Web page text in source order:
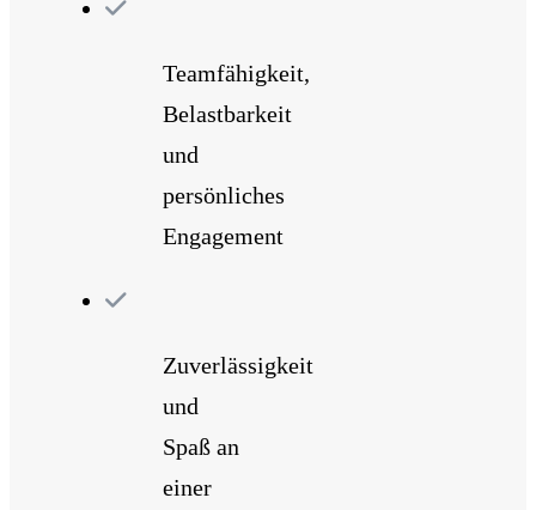
Teamfähigkeit,
Belastbarkeit
und
persönliches
Engagement
Zuverlässigkeit
und
Spaß an
einer